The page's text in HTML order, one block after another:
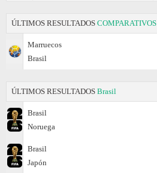
ÚLTIMOS RESULTADOS COMPARATIVOS
Marruecos
Brasil
ÚLTIMOS RESULTADOS Brasil
Brasil
Noruega
Brasil
Japón